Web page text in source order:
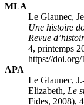
MLA
Le Glaunec,
Une histoire
Revue
4, printemps
https://
APA
Le Glaunec,
Elizabeth, Le
Fides, 2008),